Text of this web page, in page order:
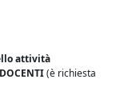
attività
(è richiesta